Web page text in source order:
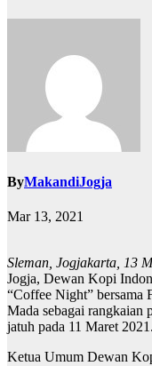
ByMakandiJogja
Mar 13, 2021
Sleman, Jogjakarta, 13
Jogja, Dewan Kopi
“Coffee Night” bersama
Mada sebagai
jatuh pada 11 Maret 2021.
Ketua Umum Dewan